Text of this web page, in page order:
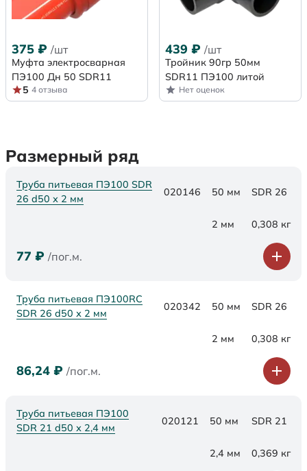
375 ₽ /шт
Муфта электросварная
ПЭ100 Дн 50 SDR11
5 4 отзыва
439 ₽ /шт
Тройник 90гр 50мм
SDR11 ПЭ100 литой
Нет оценок
Размерный ряд
Труба питьевая ПЭ100 SDR
26 d50 х 2 мм
020146 50 мм SDR 26
2 мм 0,308 кг
77 ₽ /пог.м.
Труба питьевая ПЭ100RC
SDR 26 d50 х 2 мм
020342 50 мм SDR 26
2 мм 0,308 кг
86,24 ₽ /пог.м.
Труба питьевая ПЭ100
SDR 21 d50 х 2,4 мм
020121 50 мм SDR 21
2,4 мм 0,369 кг